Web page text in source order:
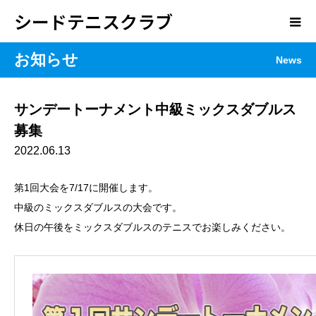
シードテニスクラブ
お知らせ News
サンデートーナメント中級ミックスダブルス
募集
2022.06.13
第1回大会を7/17に開催します。
中級のミックスダブルスの大会です。
休日の午後をミックスダブルスのテニスでお楽しみください。